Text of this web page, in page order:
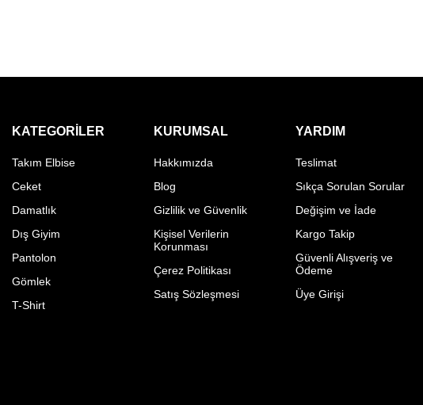
KATEGORILER
Takım Elbise
Ceket
Damatlık
Dış Giyim
Pantolon
Gömlek
T-Shirt
KURUMSAL
Hakkımızda
Blog
Gizlilik ve Güvenlik
Kişisel Verilerin
Korunması
Çerez Politikası
Satış Sözleşmesi
YARDIM
Teslimat
Sıkça Sorulan Sorular
Değişim ve İade
Kargo Takip
Güvenli Alışveriş ve
Ödeme
Üye Girişi